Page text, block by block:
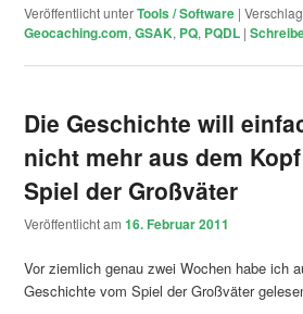
Veröffentlicht unterTools / Software |
Geocaching.com,GSAK, PQ, PQDL |
Die Geschichte will
nicht mehr aus dem
Spiel der Großväter
Veröffentlicht am16. Februar 2011
Vor ziemlich genau zwei Wochen habe ich
Geschichte vom Spiel der Großväter